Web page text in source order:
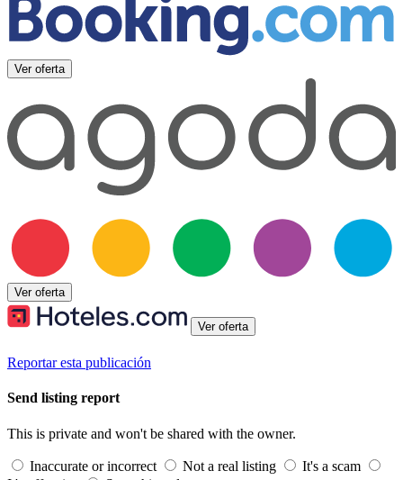
Ver oferta
Ver oferta
Ver oferta
Reportar esta publicación
Send listing report
This is private and won't be shared with the owner.
Inaccurate or incorrect Not a real listing
It's a scam